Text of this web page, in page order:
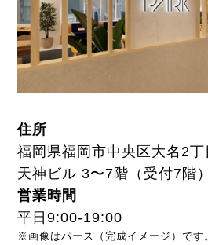
住所
福岡県福岡市中央区大名2
天神ビル 3〜7階（受付7階）
営業時間
平日9:00-19:00
※画像はパース（完成イメージ）です